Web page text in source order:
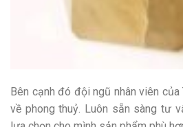
Bên cạnh đó đội ngũ nhân viên của
về phong thuỷ. Luôn sẵn sàng tư